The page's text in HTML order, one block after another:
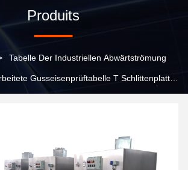
Produits
Tabelle Der Industriellen Abwärtströmung
Gusseisenprüftabelle T Schlittenplatte